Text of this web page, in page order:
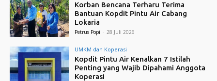
Korban Bencana Terharu Terima
Bantuan Kopdit Pintu Air Cabang
Lokaria
Petrus Popi - 28 Juli 2026
UMKM dan Koperasi
Kopdit Pintu Air Kenalkan 7 Istilah
Penting yang Wajib Dipahami Anggota
Koperasi